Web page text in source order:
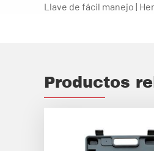
Llave de fácil manejo |
Productos